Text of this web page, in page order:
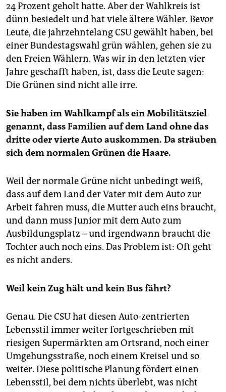
24 Prozent geholt hatte. Aber der Wahlkreis ist
dünn besiedelt und hat viele ältere Wähler. Bevor
Leute, die jahrzehntelang CSU gewählt haben, bei
einer Bundestagswahl grün wählen, gehen sie zu
den Freien Wählern. Was wir in den letzten vier
Jahre geschafft haben, ist, dass die Leute sagen:
Die Grünen sind nicht alle irre.
Sie haben im Wahlkampf als ein Mobilitätsziel
genannt, dass Familien auf dem Land ohne das
dritte oder vierte Auto auskommen. Da sträuben
sich dem normalen Grünen die Haare.
Weil der normale Grüne nicht unbedingt weiß,
dass auf dem Land der Vater mit dem Auto zur
Arbeit fahren muss, die Mutter auch eins braucht,
und dann muss Junior mit dem Auto zum
Ausbildungsplatz – und irgendwann braucht die
Tochter auch noch eins. Das Problem ist: Oft geht
es nicht anders.
Weil kein Zug hält und kein Bus fährt?
Genau. Die CSU hat diesen Auto-zentrierten
Lebensstil immer weiter fortgeschrieben mit
riesigen Supermärkten am Ortsrand, noch einer
Umgehungsstraße, noch einem Kreisel und so
weiter. Diese politische Planung fördert einen
Lebensstil, bei dem nichts überlebt, was nicht